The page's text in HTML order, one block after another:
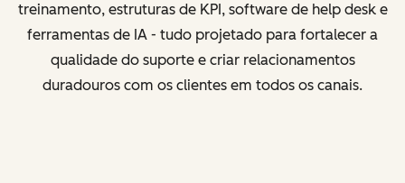
treinamento, estruturas de KPI, software de help desk e
ferramentas de IA - tudo projetado para fortalecer a
qualidade do suporte e criar relacionamentos
duradouros com os clientes em todos os canais.